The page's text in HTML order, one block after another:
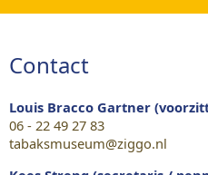
Contact
Louis Bracco Gartner
06 - 22 49 27 83
tabaksmuseum@ziggo.nl